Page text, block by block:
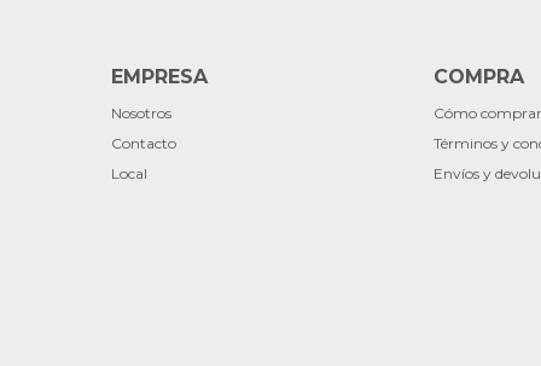
EMPRESA
Nosotros
Contacto
Local
COMPRA
Cómo comprar
Términos y
Envíos y